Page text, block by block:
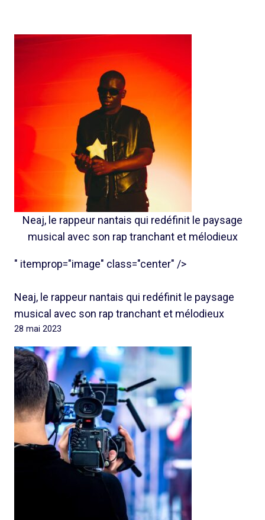
Neaj, le rappeur nantais qui redéfinit le paysage
musical avec son rap tranchant et mélodieux
" itemprop="image" class="center" />
Neaj, le rappeur nantais qui redéfinit le paysage
musical avec son rap tranchant et mélodieux
28 mai 2023